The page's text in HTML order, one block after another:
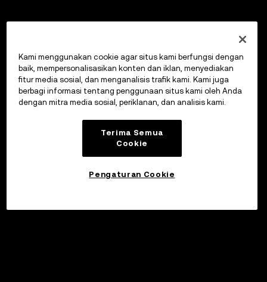
Kami menggunakan cookie agar situs kami berfungsi dengan
baik, mempersonalisasikan konten dan iklan, menyediakan
fitur media sosial, dan menganalisis trafik kami. Kami juga
berbagi informasi tentang penggunaan situs kami oleh Anda
dengan mitra media sosial, periklanan, dan analisis kami.
Terima Semua
Cookie
Pengaturan Cookie